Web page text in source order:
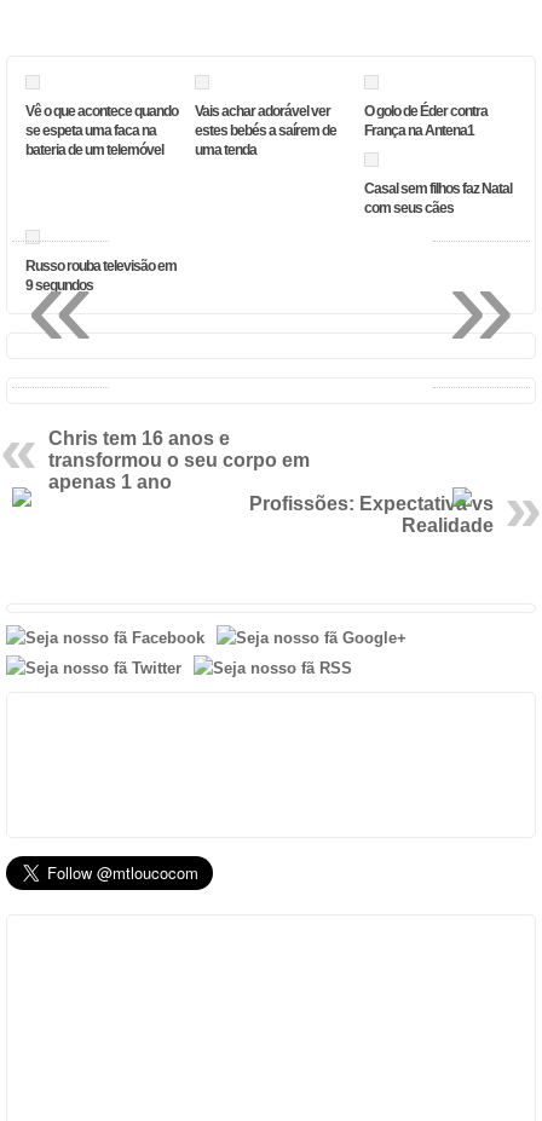
Vê o que acontece quando
se espeta uma faca na
bateria de um telemóvel
Vais achar adorável ver
estes bebés a saírem de
uma tenda
O golo de Éder contra
França na Antena1
Casal sem filhos faz Natal
com seus cães
Russo rouba televisão em
9 segundos
Chris tem 16 anos e
transformou o seu corpo em
apenas 1 ano
Profissões: Expectativa vs
Realidade
»
«